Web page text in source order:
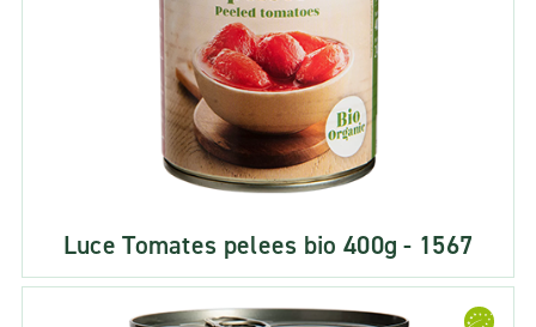
Luce Tomates pelees bio 400g - 1567